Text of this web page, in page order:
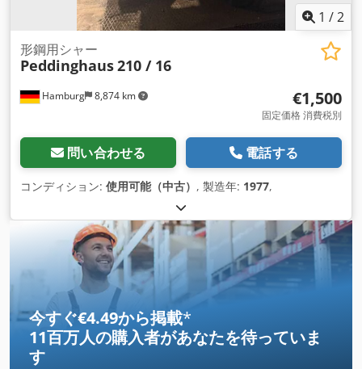
1 /2
Hamburg 8,874 km
形鋼用シャー
Peddinghaus210 / 16
€1,500
固定価格 消費税別
問い合わせる 電話する
コンディション: 使用可能（中古） , 製造年: 1977,
今すぐ€4.49から掲載*
11百万人の購入者があなたを待っていま
す